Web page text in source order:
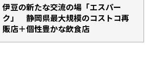
伊豆の新たな交流の場「エスパー
ク」 静岡県最大規模のコストコ再
販店＋個性豊かな飲食店